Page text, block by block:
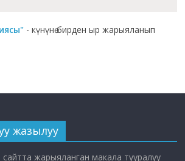
- күнүнө бирден ыр жарыяланып
жазылуу
сайтта жарыяланган макала тууралуу